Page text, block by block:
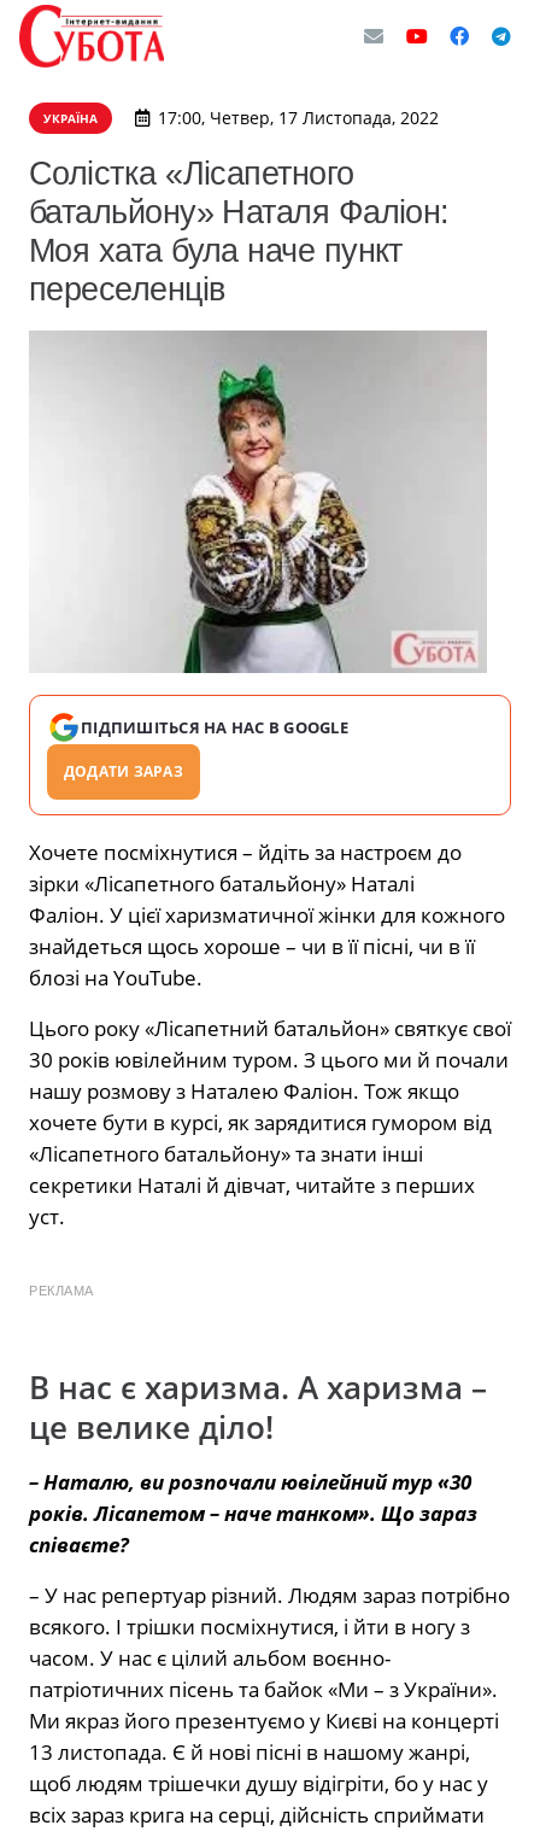
УКРАЇНА 17:00, Четвер, 17 Листопада, 2022
Солістка «Лісапетного
батальйону» Наталя Фаліон:
Моя хата була наче пункт
переселенців
ПІДПИШІТЬСЯ НА НАС В GOOGLE
ДОДАТИ ЗАРАЗ
Хочете посміхнутися – йдіть за настроєм до
зірки «Лісапетного батальйону» Наталі
Фаліон. У цієї харизматичної жінки для кожного
знайдеться щось хороше – чи в її пісні, чи в її
блозі на YouTube.
Цього року «Лісапетний батальйон» святкує свої
30 років ювілейним туром. З цього ми й почали
нашу розмову з Наталею Фаліон. Тож якщо
хочете бути в курсі, як зарядитися гумором від
«Лісапетного батальйону» та знати інші
секретики Наталі й дівчат, читайте з перших
уст.
РЕКЛАМА
В нас є харизма. А харизма –
це велике діло!
– Наталю, ви розпочали ювілейний тур «30
років. Лісапетом – наче танком». Що зараз
співаєте?
– У нас репертуар різний. Людям зараз потрібно
всякого. І трішки посміхнутися, і йти в ногу з
часом. У нас є цілий альбом воєнно-
патріотичних пісень та байок «Ми – з України».
Ми якраз його презентуємо у Києві на концерті
13 листопада. Є й нові пісні в нашому жанрі,
щоб людям трішечки душу відігріти, бо у нас у
всіх зараз крига на серці, дійсність сприймати